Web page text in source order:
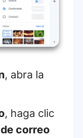
, abra la
, haga clic
correo